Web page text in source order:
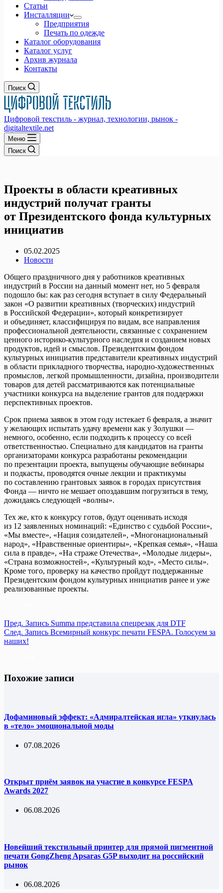
Статьи
Инсталляции
Предприятия
Печать по одежде
Каталог оборудования
Каталог услуг
Архив журнала
Контакты
Поиск
Цифровой текстиль - журнал, технологии, рынок -
digitaltextile.net
Меню
Поиск
Проекты в области креативных
индустрий получат гранты
от Президентского фонда культурных
инициатив
05.02.2025
Новости
Общего праздничного дня у работников креативных
индустрий в России на данный момент нет, но 5 февраля
подошло бы: как раз сегодня вступает в силу Федеральный
закон «О развитии креативных (творческих) индустрий
в Российской Федерации», который конкретизирует
и объединяет, классифицируя по видам, все направления
профессиональной деятельности, связанные с сохранением
ценного историко-культурного наследия и созданием новых
продуктов, идей и смыслов. Президентским фондом
культурных инициатив представители креативных индустрий
в области прикладного творчества, народно-художественных
промыслов, легкой промышленности, дизайна, производители
товаров для детей рассматриваются как потенциальные
участники конкурса на выделение грантов для поддержки
перспективных проектов.
Срок приема заявок в этом году истекает 6 февраля, а значит
у желающих испытать удачу времени как у Золушки —
немного, особенно, если подходить к процессу со всей
ответственностью. Специально для кандидатов на гранты
организаторами конкурса разработаны рекомендации
по презентации проекта, выпущены обучающие вебинары
и подкасты, проводятся очные лекции и практикумы
по составлению грантовых заявок в городах присутствия
Фонда — ничто не мешает опоздавшим погрузиться в тему,
дожидаясь следующей «волны».
Тех же, кто к конкурсу готов, будут оценивать исходя
из 12 заявленных номинаций: «Единство с судьбой России»,
«Мы вместе», «Нация созидателей», «Многонациональный
народ», «Нравственные ориентиры», «Крепкая семья», «Наша
сила в правде», «На страже Отечества», «Молодые лидеры»,
«Страна возможностей», «Культурный код», «Место силы».
Кроме того, проверку на качество пройдут поддержанные
Президентским фондом культурных инициатив ранее и уже
реализованные проекты.
Пред. Запись Summa представила спецрезак для DTF
След. Запись Всемирный конкурс печати FESPA. Голосуем за
наших!
Похожие записи
Дофаминовый эффект: «Адмиралтейская игла» уткнулась
в «тело» эмоциональной моды
07.08.2026
Открыт приём заявок на участие в конкурсе FESPA
Awards 2027
06.08.2026
Новейший текстильный принтер для прямой пигментной
печати GongZheng Apsaras G5P выходит на российский
рынок
06.08.2026